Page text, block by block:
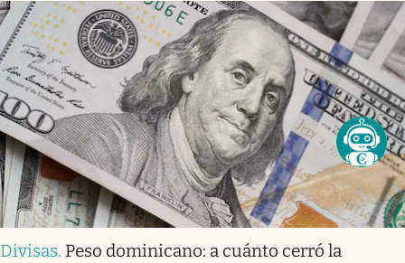
Divisas. Peso dominicano: a cuánto cerró la